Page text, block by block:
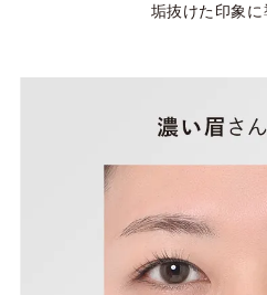
垢抜けた印象に